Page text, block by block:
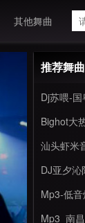
其他舞曲
推荐舞曲